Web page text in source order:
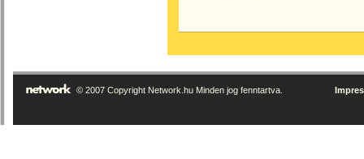
© 2007 Copyright Network.hu Minden jog fenntartva.